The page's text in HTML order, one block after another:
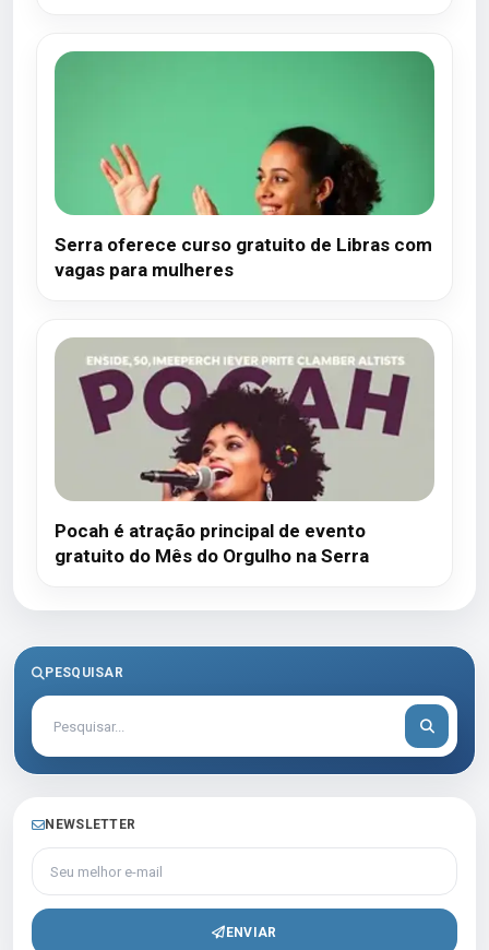
Serra oferece curso gratuito de Libras com
vagas para mulheres
Pocah é atração principal de evento
gratuito do Mês do Orgulho na Serra
PESQUISAR
NEWSLETTER
Seu melhor e-mail
ENVIAR